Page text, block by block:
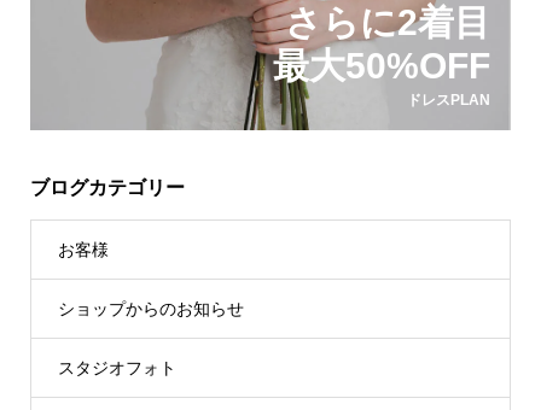
さらに2着目
最大50%OFF
ドレスPLAN
ブログカテゴリー
お客様
ショップからのお知らせ
スタジオフォト